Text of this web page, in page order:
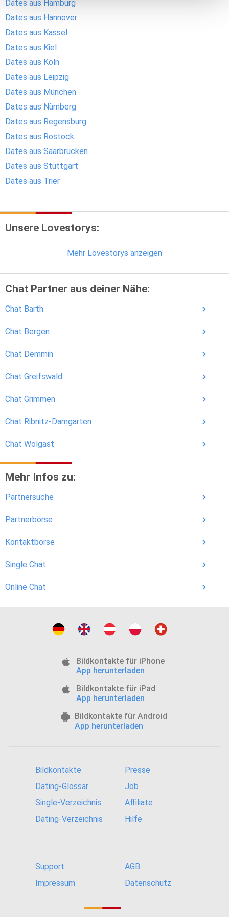
Dates aus Hamburg
Dates aus Hannover
Dates aus Kassel
Dates aus Kiel
Dates aus Köln
Dates aus Leipzig
Dates aus München
Dates aus Nürnberg
Dates aus Regensburg
Dates aus Rostock
Dates aus Saarbrücken
Dates aus Stuttgart
Dates aus Trier
Unsere Lovestorys:
Mehr Lovestorys anzeigen
Chat Partner aus deiner Nähe:
Chat Barth
Chat Bergen
Chat Demmin
Chat Greifswald
Chat Grimmen
Chat Ribnitz-Damgarten
Chat Wolgast
Mehr Infos zu:
Partnersuche
Partnerbörse
Kontaktbörse
Single Chat
Online Chat
Bildkontakte für iPhone
App herunterladen
Bildkontakte für iPad
App herunterladen
Bildkontakte für Android
App herunterladen
Bildkontakte
Dating-Glossar
Single-Verzeichnis
Dating-Verzeichnis
Presse
Job
Affiliate
Hilfe
Support
Impressum
AGB
Datenschutz